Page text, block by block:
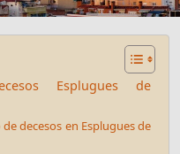
Esplugues de
decesos en Esplugues de